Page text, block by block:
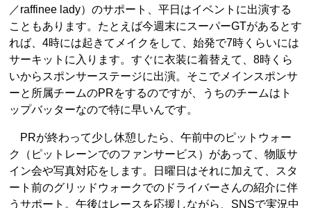
／raffinee lady）のサポート、平日はイベントに出演する
こともあります。たとえば今週末にスーパーGTがあるとす
れば、4時には起きてメイクをして、始発で7時くらいには
サーキットに入ります。すぐに衣装に着替えて、8時くら
いからスポンサーステージに出演。そこでメインスポンサ
ーと所属チームのPRをするのですが、うちのチームはト
ップバッターなので特に早いんです。
PRが終わって少し休憩したら、午前中のピットウォー
ク（ピットレーンでのファンサービス）があって、物販サ
イン会や写真対応をします。日曜日はそれに加えて、スタ
ート前のグリッドウォークでのドライバーさんの紹介に伴
うサポート。午後はレースを応援しながら、SNSで実況中